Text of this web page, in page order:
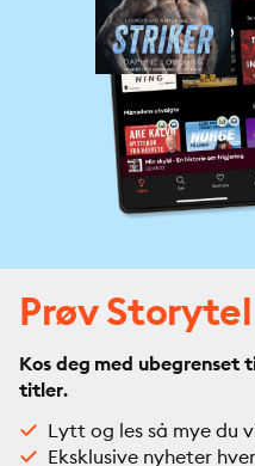
Prøv
Kos deg med ubegrenset
titler.
Lytt og les så mye du
Eksklusive nyheter